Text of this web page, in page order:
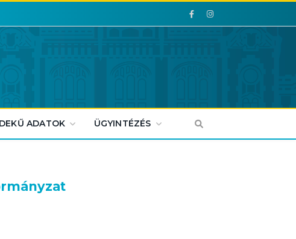
Facebook
Facebook
ADATOK ÜGYINTÉZÉS